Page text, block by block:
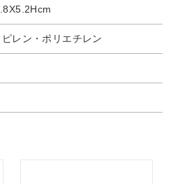
レン・ポリエチレン